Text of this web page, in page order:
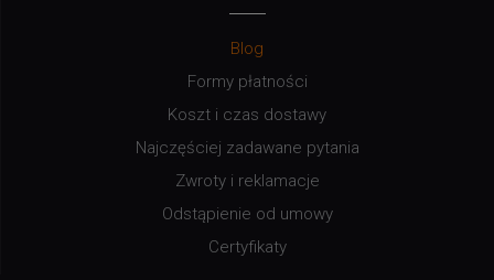
Blog
Formy płatności
Koszt i czas dostawy
Najczęściej zadawane pytania
Zwroty i reklamacje
Odstąpienie od umowy
Certyfikaty